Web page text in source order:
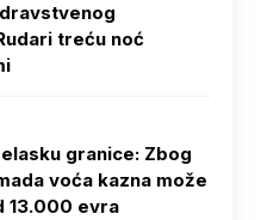
treću noć
granice: Zbog
voća kazna može
13.000 evra